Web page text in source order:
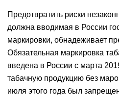
Предотвратить риски
должна вводимая в России
маркировки, обнадеживает
Обязательная маркировка
введена в России с марта
табачную продукцию без
июля этого года был